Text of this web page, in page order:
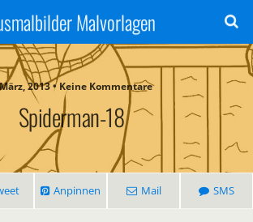
Malvorlagen
2013 • Keine Kommentare
Spiderman-18
Anpinnen Mail SMS